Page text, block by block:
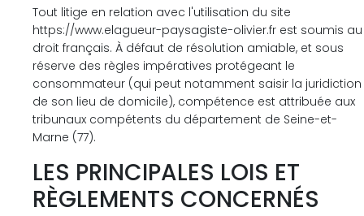
Tout litige en relation avec l'utilisation du site
https://www.elagueur-paysagiste-olivier.fr est soumis au
droit français. À défaut de résolution amiable, et sous
réserve des règles impératives protégeant le
consommateur (qui peut notamment saisir la juridiction
de son lieu de domicile), compétence est attribuée aux
tribunaux compétents du département de Seine-et-
Marne (77).
LES PRINCIPALES LOIS ET
RÈGLEMENTS CONCERNÉS